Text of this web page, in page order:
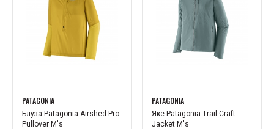
PATAGONIA
Блуза Patagonia Airshed Pro
Pullover M's
PATAGONIA
Яке Patagonia Trail Craft
Jacket M's